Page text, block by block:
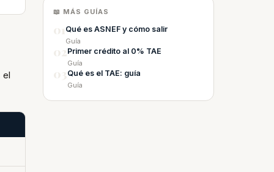
el
📖 MÁS GUÍAS
Qué es ASNEF y cómo salir
Guía
Primer crédito al 0% TAE
Guía
Qué es el TAE: guía
Guía